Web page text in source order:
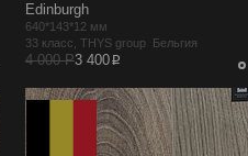
Edinburgh
640*143*12 мм
33 класс, THYS group Бельгия
4 000 Р3 400p